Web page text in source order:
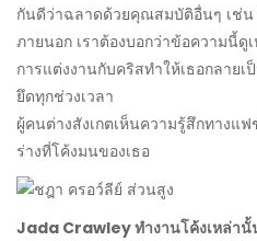
กันดีว่าฉลาดด้วยคุณสมบัติอื่นๆ เช่
ภายนอก เราต้องบอกว่าข้อความนี้ดู
การแต่งงานกับคริสทำให้เธอกลาย
ยึดทุกช่วงเวลา
ผู้คนต่างสังเกตเห็นความรู้สึกทางแ
ร่างที่โค้งมนของเธอ
Jada Crawley ทำงานโค้งเหล่านั้